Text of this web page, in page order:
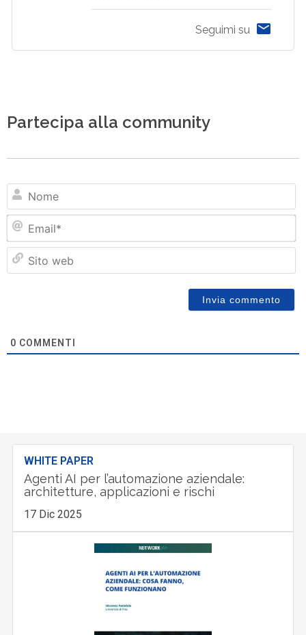
Seguimi su
Partecipa alla community
0 COMMENTI
WHITE PAPER
Agenti AI per l’automazione aziendale:
architetture, applicazioni e rischi
17 Dic 2025